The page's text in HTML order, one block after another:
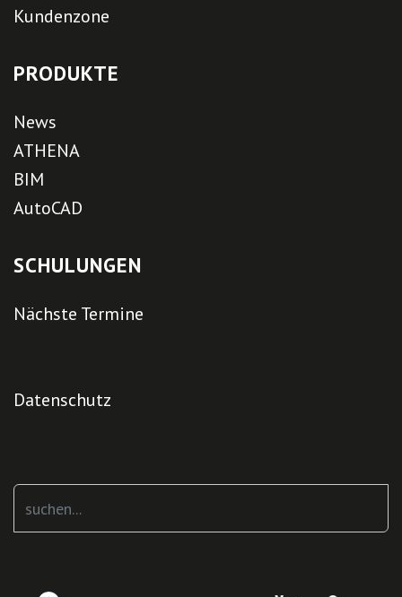
Kundenzone
PRODUKTE
News
ATHENA
BIM
AutoCAD
SCHULUNGEN
Nächste Termine
Datenschutz
...